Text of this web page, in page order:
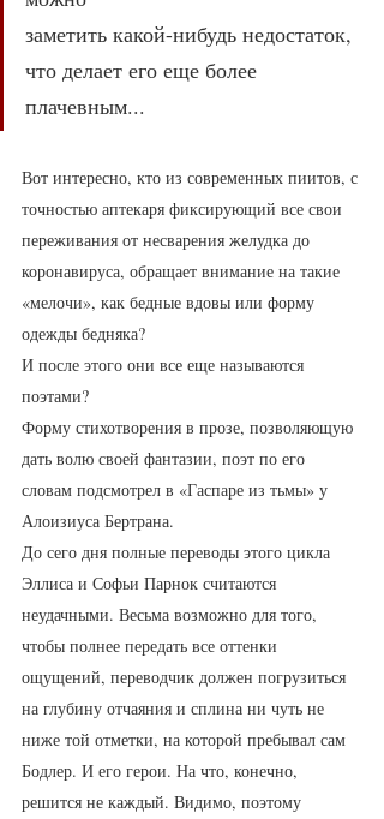
заметить какой-нибудь недостаток,
что делает его еще более
плачевным...
Вот интересно, кто из современных пиитов, с
точностью аптекаря фиксирующий все свои
переживания от несварения желудка до
коронавируса, обращает внимание на такие
«мелочи», как бедные вдовы или форму
одежды бедняка?
И после этого они все еще называются
поэтами?
Форму стихотворения в прозе, позволяющую
дать волю своей фантазии, поэт по его
словам подсмотрел в «Гаспаре из тьмы» у
Алоизиуса Бертрана.
До сего дня полные переводы этого цикла
Эллиса и Софьи Парнок считаются
неудачными. Весьма возможно для того,
чтобы полнее передать все оттенки
ощущений, переводчик должен погрузиться
на глубину отчаяния и сплина ни чуть не
ниже той отметки, на которой пребывал сам
Бодлер. И его герои. На что, конечно,
решится не каждый. Видимо, поэтому